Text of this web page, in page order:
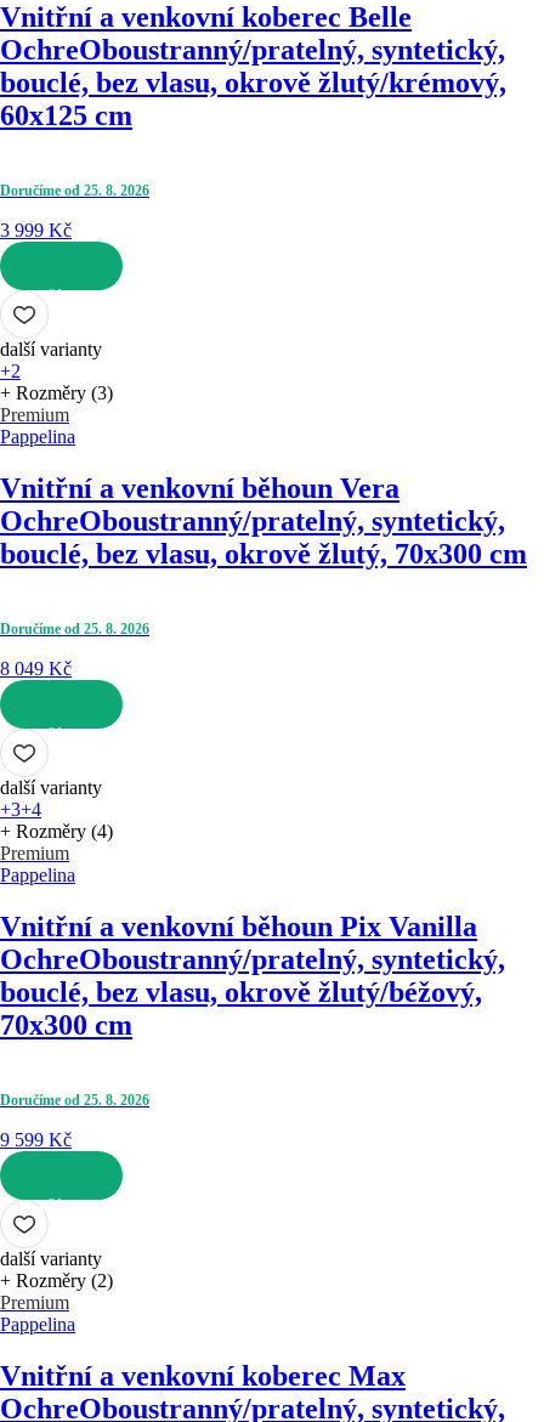
Vnitřní a venkovní koberec Belle
OchreOboustranný/pratelný, syntetický,
bouclé, bez vlasu, okrově žlutý/krémový,
60x125 cm
Doručíme od 25. 8. 2026
3 999 Kč
DO KOŠÍKU
další varianty
+2
+ Rozměry (3)
Premium
Pappelina
Vnitřní a venkovní běhoun Vera
OchreOboustranný/pratelný, syntetický,
bouclé, bez vlasu, okrově žlutý, 70x300 cm
Doručíme od 25. 8. 2026
8 049 Kč
DO KOŠÍKU
další varianty
+3+4
+ Rozměry (4)
Premium
Pappelina
Vnitřní a venkovní běhoun Pix Vanilla
OchreOboustranný/pratelný, syntetický,
bouclé, bez vlasu, okrově žlutý/béžový,
70x300 cm
Doručíme od 25. 8. 2026
9 599 Kč
DO KOŠÍKU
další varianty
+ Rozměry (2)
Premium
Pappelina
Vnitřní a venkovní koberec Max
OchreOboustranný/pratelný, syntetický,